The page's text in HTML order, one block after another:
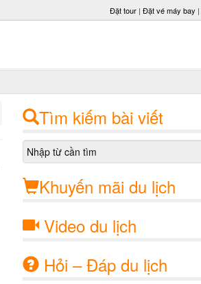
Đặt tour | Đặt vé máy bay |
Tìm kiếm bài viết
Khuyến mãi du lịch
Video du lịch
Hỏi – Đáp du lịch